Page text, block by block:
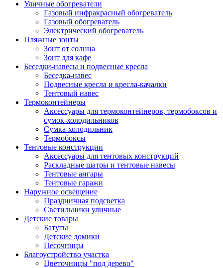
Уличные обогреватели
Газовый инфракрасный обогреватель
Газовый обогреватель
Электрический обогреватель
Пляжные зонты
Зонт от солнца
Зонт для кафе
Беседки-навесы и подвесные кресла
Беседка-навес
Подвесные кресла и кресла-качалки
Тентовый навес
Термоконтейнеры
Аксессуары для термоконтейнеров, термобоксов и
сумок-холодильников
Сумка-холодильник
Термобоксы
Тентовые конструкции
Аксессуары для тентовых конструкций
Раскладные шатры и тентовые навесы
Тентовые ангары
Тентовые гаражи
Наружное освещение
Праздничная подсветка
Светильники уличные
Детские товары
Батуты
Детские домики
Песочницы
Благоустройство участка
Цветочницы "под дерево"